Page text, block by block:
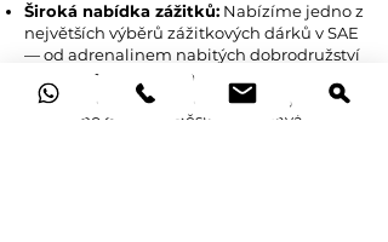
Široká nabídka zážitků: Nabízíme jedno z
největších výběrů zážitkových dárků v SAE
— od adrenalinem nabitých dobrodružství
po luxusní lázeňské procedury.
Flexibilita a výběr:
Naše vouchery jsou
platné po dobu 12 měsíců, což dává